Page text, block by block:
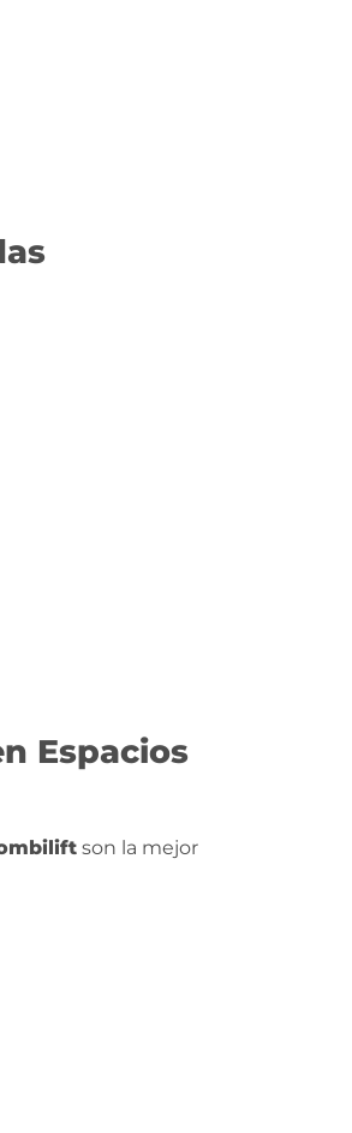
Espacios
son la mejor